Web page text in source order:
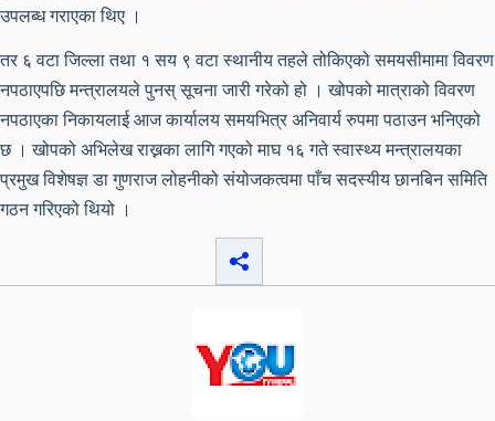
उपलब्ध गराएका थिए ।
तर ६ वटा जिल्ला तथा १ सय ९ वटा स्थानीय तहले तोकिएको समयसीमामा विवरण
नपठाएपछि मन्त्रालयले पुनस् सूचना जारी गरेको हो । खोपको मात्राको विवरण
नपठाएका निकायलाई आज कार्यालय समयभित्र अनिवार्य रुपमा पठाउन भनिएको
छ । खोपको अभिलेख राख्नका लागि गएको माघ १६ गते स्वास्थ्य मन्त्रालयका
प्रमुख विशेषज्ञ डा गुणराज लोहनीको संयोजकत्वमा पाँच सदस्यीय छानबिन समिति
गठन गरिएको थियो ।